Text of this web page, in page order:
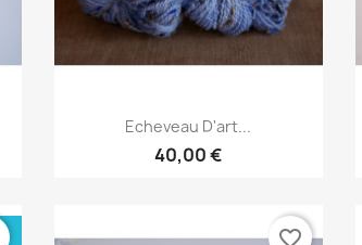
Aperçu rapide
Echeveau D'art...
40,00 €
favorite_border